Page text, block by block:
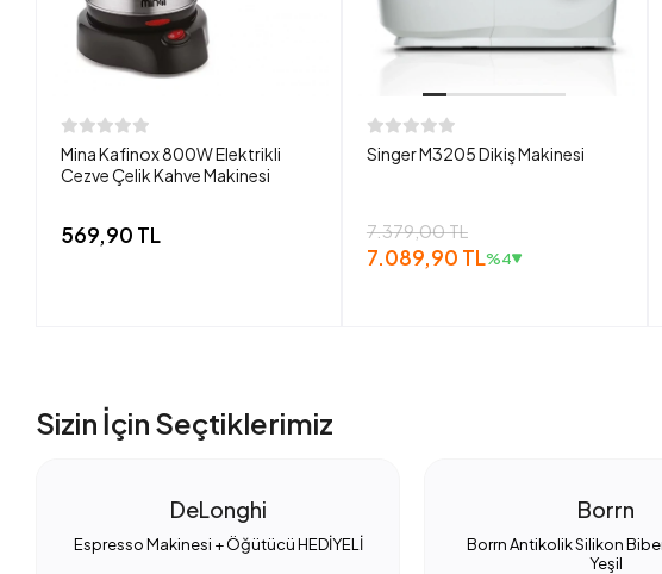
Mina Kafinox 800W Elektrikli
Cezve Çelik Kahve Makinesi
569,90 TL
Singer M3205 Dikiş Makinesi
7.379,00 TL
7.089,90 TL%4
Sizin İçin Seçtiklerimiz
DeLonghi
Espresso Makinesi + Öğütücü HEDİYELİ
Borrn
Borrn Antikolik Silikon
Yeşil